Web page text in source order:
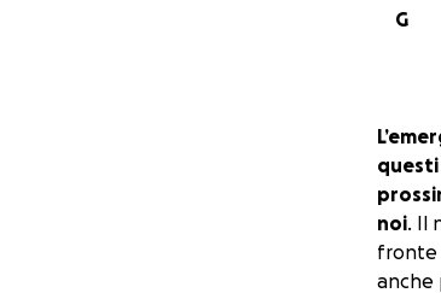
G
questi
noi. Il
fronte
anche